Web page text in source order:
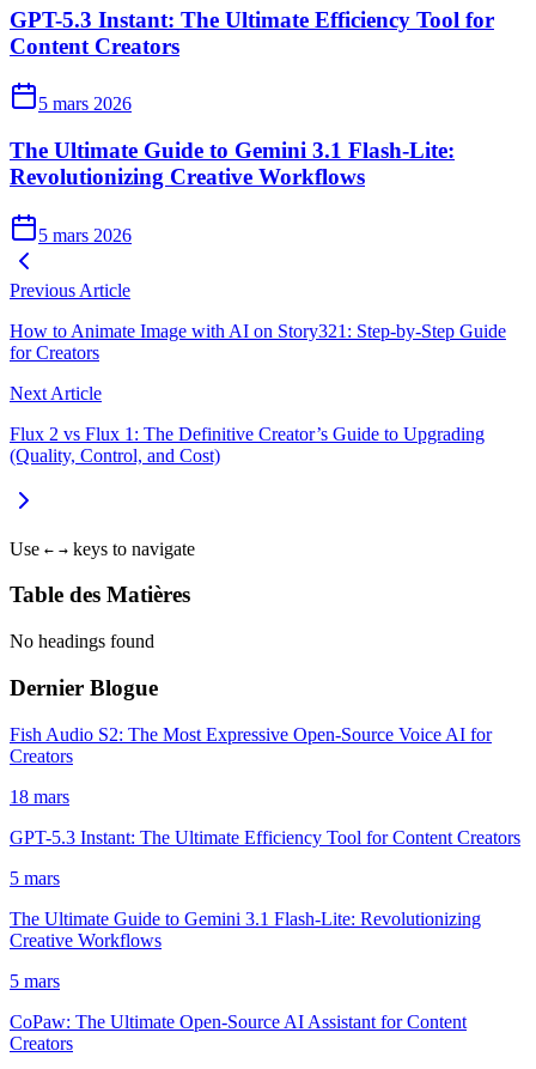
GPT-5.3 Instant: The Ultimate Efficiency Tool for
Content Creators
5 mars 2026
The Ultimate Guide to Gemini 3.1 Flash-Lite:
Revolutionizing Creative Workflows
5 mars 2026
Previous Article
How to Animate Image with AI on Story321: Step-by-Step Guide
for Creators
Next Article
Flux 2 vs Flux 1: The Definitive Creator’s Guide to Upgrading
(Quality, Control, and Cost)
Use ← → keys to navigate
Table des Matières
No headings found
Dernier Blogue
Fish Audio S2: The Most Expressive Open-Source Voice AI for
Creators
18 mars
GPT-5.3 Instant: The Ultimate Efficiency Tool for Content Creators
5 mars
The Ultimate Guide to Gemini 3.1 Flash-Lite: Revolutionizing
Creative Workflows
5 mars
CoPaw: The Ultimate Open-Source AI Assistant for Content
Creators